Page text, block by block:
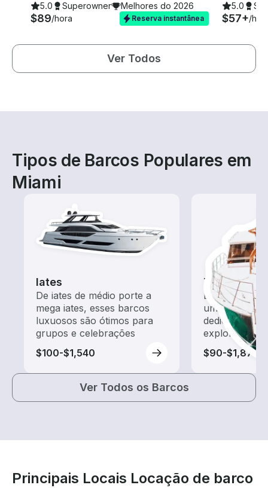
5.0 Superowner Melhores do 2026
$89/hora Reserva instantânea
5.0
$57+/
Ver Todos
Tipos de Barcos Populares em
Miami
Iates
De iates de médio porte a
mega iates, esses barcos
luxuosos são ótimos para
grupos e celebrações
$100-$1,540
Tours
Explore as
um aluguel
dedicado a
exploração
$90-$1,875
Ver Todos os Barcos
Principais Locais Locação de barco